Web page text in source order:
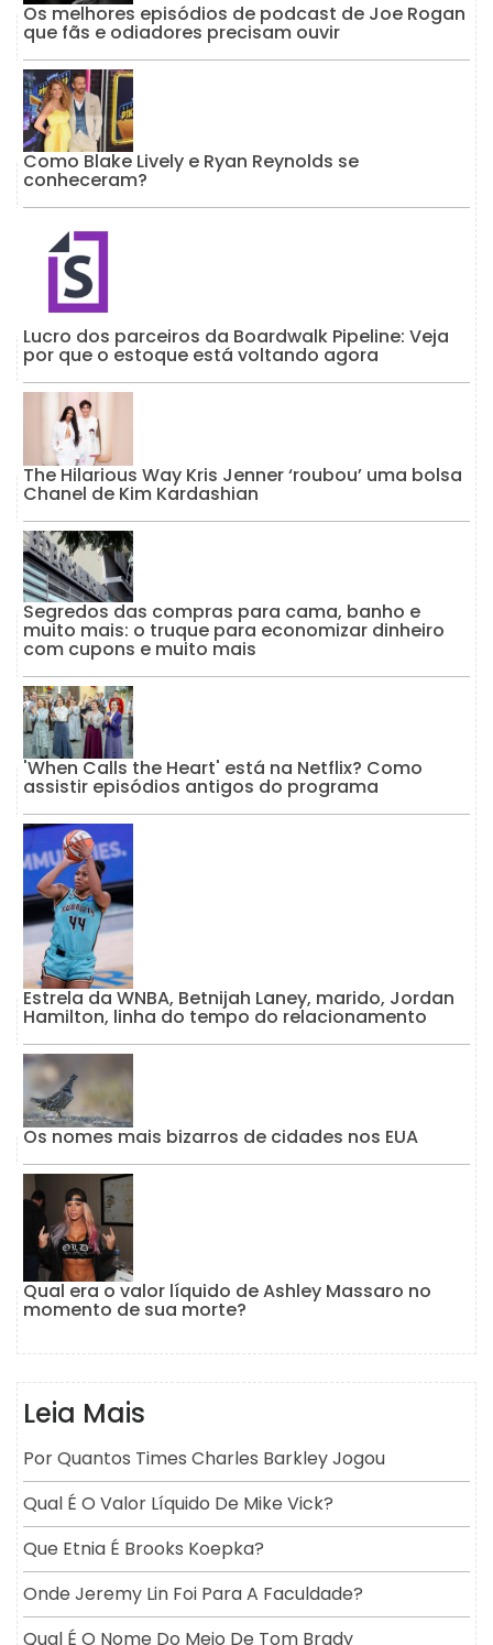
Os melhores episódios de podcast de Joe Rogan
que fãs e odiadores precisam ouvir
Como Blake Lively e Ryan Reynolds se
conheceram?
Lucro dos parceiros da Boardwalk Pipeline: Veja
por que o estoque está voltando agora
The Hilarious Way Kris Jenner ‘roubou’ uma bolsa
Chanel de Kim Kardashian
Segredos das compras para cama, banho e
muito mais: o truque para economizar dinheiro
com cupons e muito mais
'When Calls the Heart' está na Netflix? Como
assistir episódios antigos do programa
Estrela da WNBA, Betnijah Laney, marido, Jordan
Hamilton, linha do tempo do relacionamento
Os nomes mais bizarros de cidades nos EUA
Qual era o valor líquido de Ashley Massaro no
momento de sua morte?
Leia Mais
Por Quantos Times Charles Barkley Jogou
Qual É O Valor Líquido De Mike Vick?
Que Etnia É Brooks Koepka?
Onde Jeremy Lin Foi Para A Faculdade?
Qual É O Nome Do Meio De Tom Brady